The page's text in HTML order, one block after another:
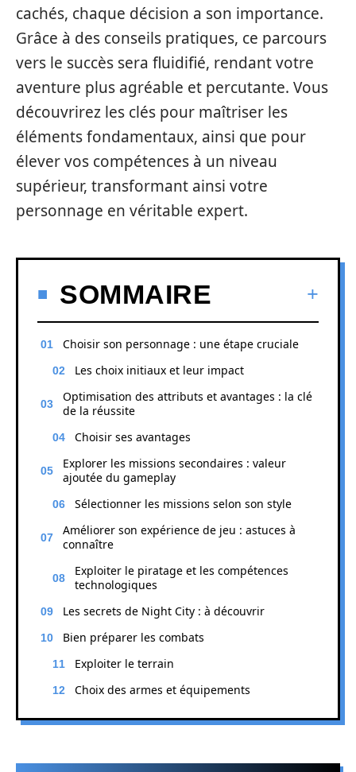
cachés, chaque décision a son importance.
Grâce à des conseils pratiques, ce parcours
vers le succès sera fluidifié, rendant votre
aventure plus agréable et percutante. Vous
découvrirez les clés pour maîtriser les
éléments fondamentaux, ainsi que pour
élever vos compétences à un niveau
supérieur, transformant ainsi votre
personnage en véritable expert.
SOMMAIRE
Choisir son personnage : une étape cruciale
Les choix initiaux et leur impact
Optimisation des attributs et avantages : la clé
de la réussite
Choisir ses avantages
Explorer les missions secondaires : valeur
ajoutée du gameplay
Sélectionner les missions selon son style
Améliorer son expérience de jeu : astuces à
connaître
Exploiter le piratage et les compétences
technologiques
Les secrets de Night City : à découvrir
Bien préparer les combats
Exploiter le terrain
Choix des armes et équipements